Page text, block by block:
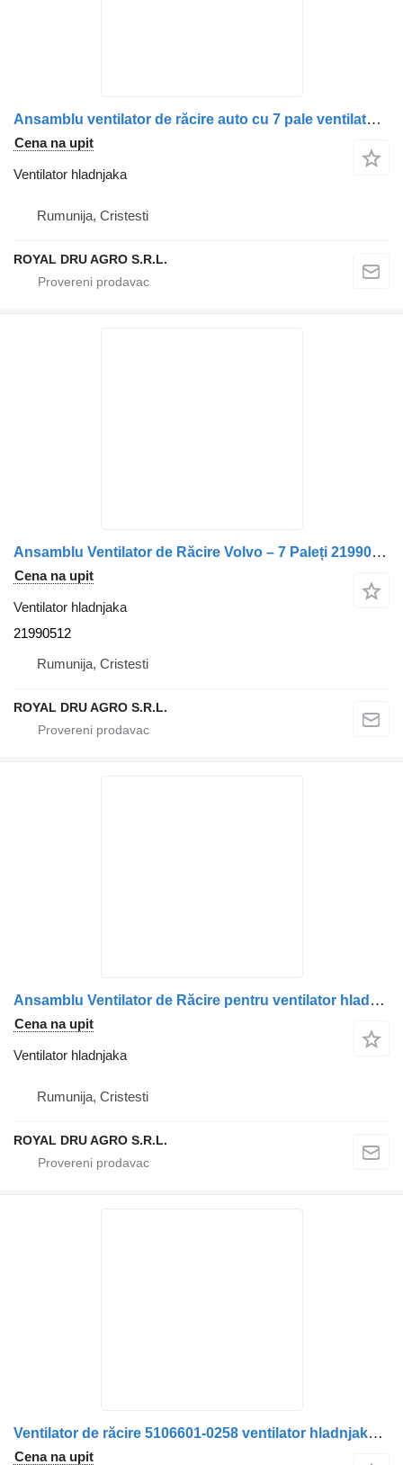
Ansamblu ventilator de răcire auto cu 7 pale ventilator hladnjaka za kamiona
Cena na upit
Ventilator hladnjaka
Rumunija, Cristesti
ROYAL DRU AGRO S.R.L.
Ansamblu Ventilator de Răcire Volvo – 7 Paleți 21990512 ventilator hladnjaka za kamiona
Cena na upit
Ventilator hladnjaka
21990512
Rumunija, Cristesti
ROYAL DRU AGRO S.R.L.
Ansamblu Ventilator de Răcire pentru ventilator hladnjaka za DAF – Coduri 1644886, 1916597, 2293637, 1887180, 1697677 kamiona
Cena na upit
Ventilator hladnjaka
Rumunija, Cristesti
ROYAL DRU AGRO S.R.L.
Ventilator de răcire 5106601-0258 ventilator hladnjaka za MAN 5106601-0258/51066010258/51066300067/5106630-0067/5106630-0050/51066300050 kamiona
Cena na upit